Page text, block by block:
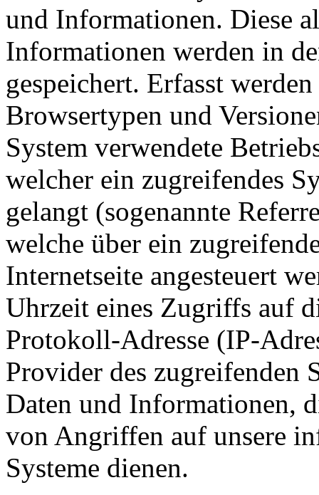
und Informationen. Diese
Informationen werden in
gespeichert. Erfasst
Browsertypen und
System verwendete
welcher ein zugreifendes
gelangt (sogenannte
welche über ein
Internetseite angesteuert
Uhrzeit eines Zugriffs auf
Protokoll-Adresse (IP-
Provider des zugreifenden
Daten und Informationen,
von Angriffen auf unsere
Systeme dienen.